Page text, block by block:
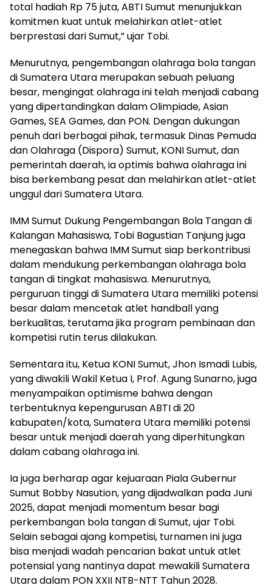
total hadiah Rp 75 juta, ABTI Sumut menunjukkan
komitmen kuat untuk melahirkan atlet-atlet
berprestasi dari Sumut,” ujar Tobi.
Menurutnya, pengembangan olahraga bola tangan
di Sumatera Utara merupakan sebuah peluang
besar, mengingat olahraga ini telah menjadi cabang
yang dipertandingkan dalam Olimpiade, Asian
Games, SEA Games, dan PON. Dengan dukungan
penuh dari berbagai pihak, termasuk Dinas Pemuda
dan Olahraga (Dispora) Sumut, KONI Sumut, dan
pemerintah daerah, ia optimis bahwa olahraga ini
bisa berkembang pesat dan melahirkan atlet-atlet
unggul dari Sumatera Utara.
IMM Sumut Dukung Pengembangan Bola Tangan di
Kalangan Mahasiswa, Tobi Bagustian Tanjung juga
menegaskan bahwa IMM Sumut siap berkontribusi
dalam mendukung perkembangan olahraga bola
tangan di tingkat mahasiswa. Menurutnya,
perguruan tinggi di Sumatera Utara memiliki potensi
besar dalam mencetak atlet handball yang
berkualitas, terutama jika program pembinaan dan
kompetisi rutin terus dilakukan.
Sementara itu, Ketua KONI Sumut, Jhon Ismadi Lubis,
yang diwakili Wakil Ketua I, Prof. Agung Sunarno, juga
menyampaikan optimisme bahwa dengan
terbentuknya kepengurusan ABTI di 20
kabupaten/kota, Sumatera Utara memiliki potensi
besar untuk menjadi daerah yang diperhitungkan
dalam cabang olahraga ini.
Ia juga berharap agar kejuaraan Piala Gubernur
Sumut Bobby Nasution, yang dijadwalkan pada Juni
2025, dapat menjadi momentum besar bagi
perkembangan bola tangan di Sumut, ujar Tobi.
Selain sebagai ajang kompetisi, turnamen ini juga
bisa menjadi wadah pencarian bakat untuk atlet
potensial yang nantinya dapat mewakili Sumatera
Utara dalam PON XXII NTB-NTT Tahun 2028.